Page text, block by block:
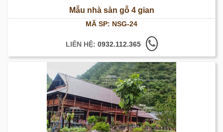
Mẫu nhà sàn gỗ 4 gian
MÃ SP: NSG-24
LIÊN HỆ: 0932.112.365